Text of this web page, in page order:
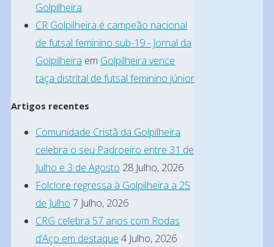
cujo
principal
ponto
de
a
apreciação
e
votação
do
Relatório
Golpilheira
CR Golpilheira é campeão nacional
de futsal feminino sub-19 - Jornal da
Golpilheira em Golpilheira vence
taça distrital de futsal feminino júnior
Artigos recentes
Comunidade Cristã da Golpilheira
celebra o seu Padroeiro entre 31 de
Julho e 3 de Agosto 28 Julho, 2026
Folclore regressa à Golpilheira a 25
de Julho 7 Julho, 2026
CRG celebra 57 anos com Rodas
d’Aço em destaque 4 Julho, 2026